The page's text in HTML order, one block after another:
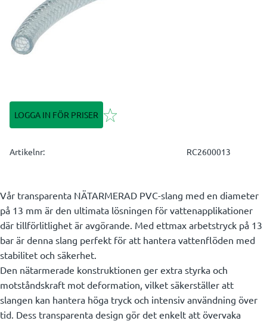
LOGGA IN FÖR PRISER Lägg till i favoriter
Artikelnr RC2600013
Vår transparenta NÄTARMERAD PVC-slang med en diameter
på 13 mm är den ultimata lösningen för vattenapplikationer
där tillförlitlighet är avgörande. Med ettmax arbetstryck på 13
bar är denna slang perfekt för att hantera vattenflöden med
stabilitet och säkerhet.
Den nätarmerade konstruktionen ger extra styrka och
motståndskraft mot deformation, vilket säkerställer att
slangen kan hantera höga tryck och intensiv användning över
tid. Dess transparenta design gör det enkelt att övervaka